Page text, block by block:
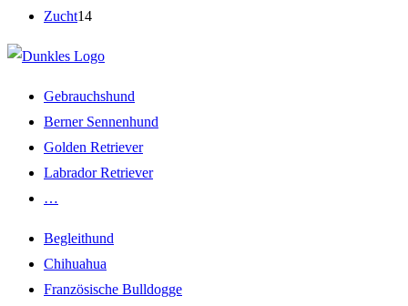
Zucht14
Gebrauchshund
Berner Sennenhund
Golden Retriever
Labrador Retriever
…
Begleithund
Chihuahua
Französische Bulldogge